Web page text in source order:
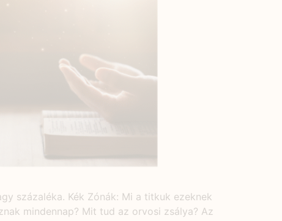
százaléka. Kék Zónák: Mi a titkuk ezeknek
mindennap? Mit tud az orvosi zsálya? Az